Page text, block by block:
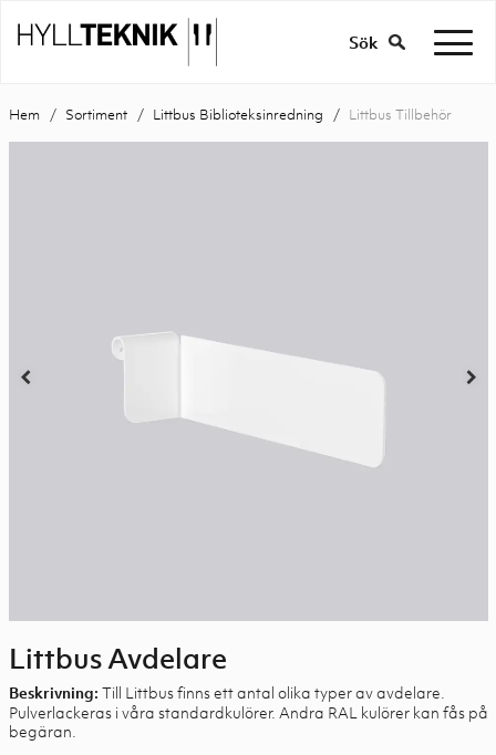
Sök
Hem Sortiment Littbus Biblioteksinredning Littbus Tillbehör
Littbus Avdelare
Beskrivning: Till Littbus finns ett antal olika typer av avdelare.
Pulverlackeras i våra standardkulörer. Andra RAL kulörer kan fås på
begäran.